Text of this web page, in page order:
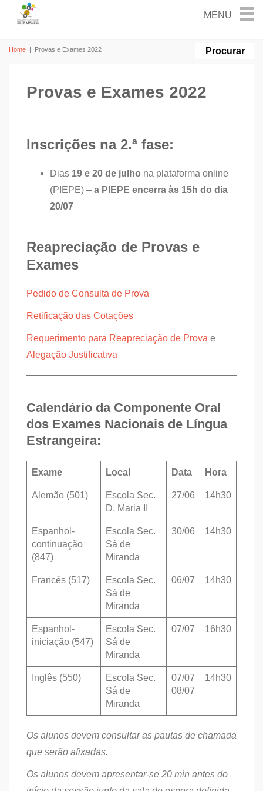
Home | Provas e Exames 2022
Provas e Exames 2022
Inscrições na 2.ª fase:
Dias 19 e 20 de julho na plataforma online
(PIEPE) – a PIEPE encerra às 15h do dia
20/07
Reapreciação de Provas e
Exames
Pedido de Consulta de Prova
Retificação das Cotações
Requerimento para Reapreciação de Prova e
Alegação Justificativa
Calendário da Componente Oral
dos Exames Nacionais de Língua
Estrangeira:
Exame Local Data Hora
Alemão (501)
Escola Sec.
D. Maria II
27/06 14h30
Espanhol-
continuação
(847)
Escola Sec.
Sá de
Miranda
30/06 14h30
Francês (517)
Escola Sec.
Sá de
Miranda
06/07 14h30
Espanhol-
iniciação (547)
Escola Sec.
Sá de
Miranda
07/07 16h30
Inglês (550)
Escola Sec.
Sá de
Miranda
07/07
08/07
14h30
Os alunos devem consultar as pautas de chamada
que serão afixadas.
Os alunos devem apresentar-se 20 min antes do